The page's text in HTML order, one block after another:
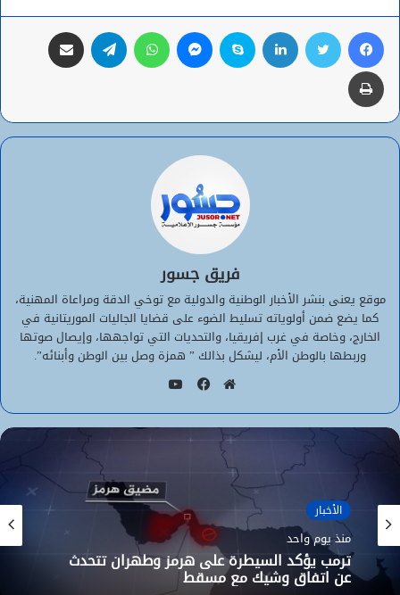
فيسبوك تويتر لينكدإن سكايب ماسنجر واتساب تيلقرام
طباعة
فريق جسور
موقع يعنى بنشر الأخبار الوطنية والدولية مع توخي الدقة ومراعاة المهنية،
كما يضع ضمن أولوياته تسليط الضوء على قضايا الجاليات الموريتانية في
الخارج، وخاصة في غرب إفريقيا، والتحديات التي تواجهها، وإيصال صوتها
وربطها بالوطن الأم، ليشكل بذالك ” همزة وصل بين الوطن وأبنائه”.
الويب
الأخبار
منذ يوم واحد
ترمب يؤكد السيطرة على هرمز وطهران تتحدث
عن اتفاق وشيك مع مسقط